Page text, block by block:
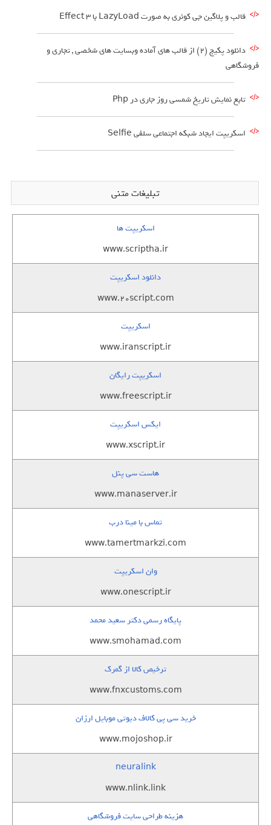
قالب و پلاگین جی کوئری به صورت LazyLoad با 3 Effect
دانلود پکیج (2) از قالب های آماده وبسایت های شخصی , تجاری و
فروشگاهی
تابع نمایش تاریخ شمسی روز جاری در Php
اسکریپت ایجاد شبکه اجتماعی سلفی Selfie
تبلیغات متنی
اسکریپت ها
www.scriptha.ir
دانلود اسکریپت
www.20script.com
اسکریپت
www.iranscript.ir
اسکریپت رایگان
www.freescript.ir
ایکس اسکریپت
www.xscript.ir
هاست سی پنل
www.manaserver.ir
تماس با مینا درب
www.tamertmarkzi.com
وان اسکریپت
www.onescript.ir
پایگاه رسمی دکتر سعید محمد
www.smohamad.com
ترخیص کالا از گمرک
www.fnxcustoms.com
خرید سی پی کالاف دیوتی موبایل ارزان
www.mojoshop.ir
neuralink
www.nlink.link
هزینه طراحی سایت فروشگاهی